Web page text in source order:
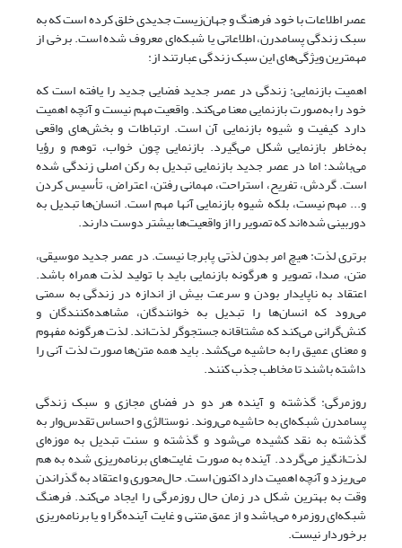
عصر اطلاعات با خود فرهنگ و جهان‌زیست جدیدی خلق کرده است که به
سبک زندگی پسامدرن، اطلاعاتی یا شبکه‌ای معروف شده است. برخی از
مهمترین ویژگی‌های این سبک زندگی عبارتند از:
اهمیت بازنمایی: زندگی در عصر جدید فضایی جدید را یافته است که
خود را به‌صورت بازنمایی معنا می‌کند. واقعیت مهم نیست و آنچه اهمیت
دارد کیفیت و شیوه بازنمایی آن است. ارتباطات و بخش‌های واقعی
به‌خاطر بازنمایی شکل می‌گیرد. بازنمایی چون خواب، توهم و رؤیا
می‌باشد؛ اما در عصر جدید بازنمایی تبدیل به رکن اصلی زندگی شده
است. گردش، تفریح، استراحت، مهمانی رفتن، اعتراض، تأسیس کردن
و... مهم نیست، بلکه شیوه بازنمایی آنها مهم است. انسان‌ها تبدیل به
دوربینی شده‌اند که تصویر را از واقعیت‌ها بیشتر دوست دارند.
برتری لذت: هیچ امر بدون لذتی پابرجا نیست. در عصر جدید موسیقی،
متن، صدا، تصویر و هرگونه بازنمایی باید با تولید لذت همراه باشد.
اعتقاد به ناپایدار بودن و سرعت بیش از اندازه در زندگی به سمتی
می‌رود که انسان‌ها را تبدیل به خوانندگان، مشاهده‌کنندگان و
کنش‌گرانی می‌کند که مشتاقانه جستجوگر لذت‌اند. لذت هرگونه مفهوم
و معنای عمیق را به حاشیه می‌کشد. باید همه متن‌ها صورت لذت آنی را
داشته باشند تا مخاطب جذب کنند.
روزمر‌گی: گذشته و آینده هر دو در فضای مجازی و سبک زندگی
پسامدرن شبکه‌ای به حاشیه می‌روند. نوستالژی و احساس تقدس‌وار به
گذشته به نقد کشیده می‌شود و گذشته و سنت تبدیل به موزه‌ای
لذت‌انگیز می‌گردد. آینده به صورت غایت‌های برنامه‌ریزی شده به هم
می‌ریزد و آنچه اهمیت دارد اکنون است. حال‌محوری و اعتقاد به گذراندن
وقت به بهترین شکل در زمان حال روزمر‌گی را ایجاد می‌کند. فرهنگ
شبکه‌ای روزمره می‌باشد و از عمق متنی و غایت آینده‌گرا و یا برنامه‌ریزی
برخوردار نیست.